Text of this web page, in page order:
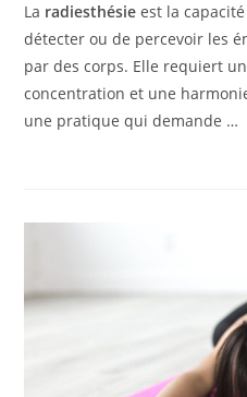
La radiesthésie est la
détecter ou de percevoir les
par des corps. Elle requiert
concentration et une
une pratique qui demande …